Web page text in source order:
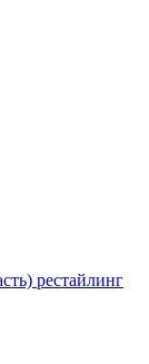
рестайлинг